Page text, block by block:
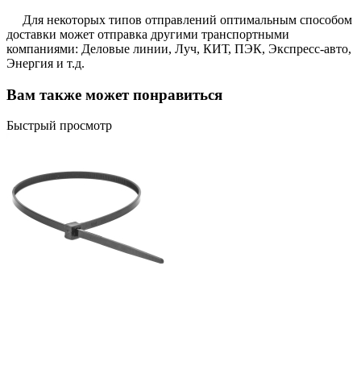
Для некоторых типов отправлений оптимальным способом
доставки может отправка другими транспортными
компаниями: Деловые линии, Луч, КИТ, ПЭК, Экспресс-авто,
Энергия и т.д.
Вам также может понравиться
Быстрый просмотр